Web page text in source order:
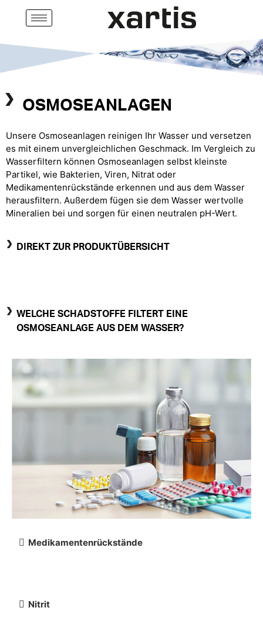
OSMOSEANLAGEN
Unsere Osmoseanlagen reinigen Ihr Wasser und versetzen
es mit einem unvergleichlichen Geschmack. Im Vergleich zu
Wasserfiltern können Osmoseanlagen selbst kleinste
Partikel, wie Bakterien, Viren, Nitrat oder
Medikamentenrückstände erkennen und aus dem Wasser
herausfiltern. Außerdem fügen sie dem Wasser wertvolle
Mineralien bei und sorgen für einen neutralen pH-Wert.
DIREKT ZUR PRODUKTÜBERSICHT
WELCHE SCHADSTOFFE FILTERT EINE
OSMOSEANLAGE AUS DEM WASSER?
Medikamentenrückstände
Nitrit